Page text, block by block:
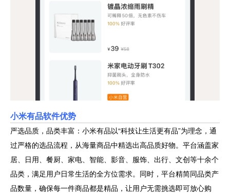
小米有品软件优势
严选品质，品类丰富：小米有品以“科技让生活更有品”为理念，通
过严格的选品流程，从海量商品中精选出高品质好物。平台涵盖家
居、日用、餐厨、家电、智能、影音、服饰、出行、文创等十余个
品类，满足用户日常生活的全方位需求。同时，平台精简同品类产
品数量，确保每一件商品都是精品，让用户无需挑选即可放心购